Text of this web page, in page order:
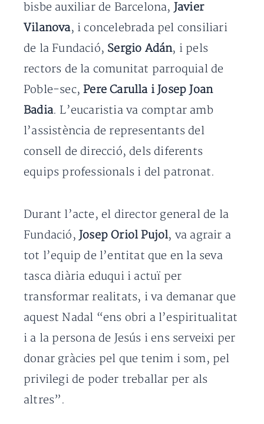
bisbe auxiliar de Barcelona, Javier
Vilanova, i concelebrada pel consiliari
de la Fundació, Sergio Adán, i pels
rectors de la comunitat parroquial de
Poble-sec,Pere Carulla i Josep Joan
Badia. L’eucaristia va comptar amb
l’assistència de representants del
consell de direcció, dels diferents
equips professionals i del patronat.
Durant l’acte, el director general de la
Fundació, Josep Oriol Pujol, va agrair a
tot l’equip de l’entitat que en la seva
tasca diària eduqui i actuï per
transformar realitats, i va demanar que
aquest Nadal “ens obri a l’espiritualitat
i a la persona de Jesús i ens serveixi per
donar gràcies pel que tenim i som, pel
privilegi de poder treballar per als
altres”.